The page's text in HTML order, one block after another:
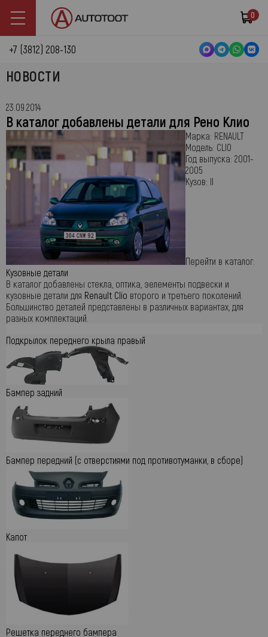
0
+7 (3812) 208-130
НОВОСТИ
23.09.2014
В каталог добавлены детали для Рено Клио
Марка: RENAULT
Модель: CLIO
Год выпуска: 2001-
2005
Кузов: II
Перейти в каталог:
Кузовные детали
В каталог добавлены стекла, оптика, эелементы подвески и
кузовные детали для Renault Clio второго и третьего поколений.
Большинство деталей представлены в различных вариантах, для
разных комплектаций.
Подкрылок переднего крыла правый
Бампер задний
Бампер передний (с отверстиями под противотуманки, в сборе)
Капот
Решетка переднего бампера